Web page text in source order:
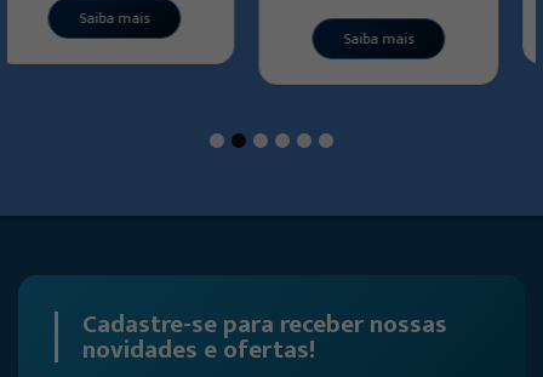
Saiba mais
Saiba mais
4 5 6
Cadastre-se para receber nossas
novidades e ofertas!